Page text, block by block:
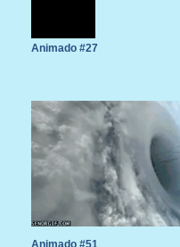
Animado #27
Animado #51